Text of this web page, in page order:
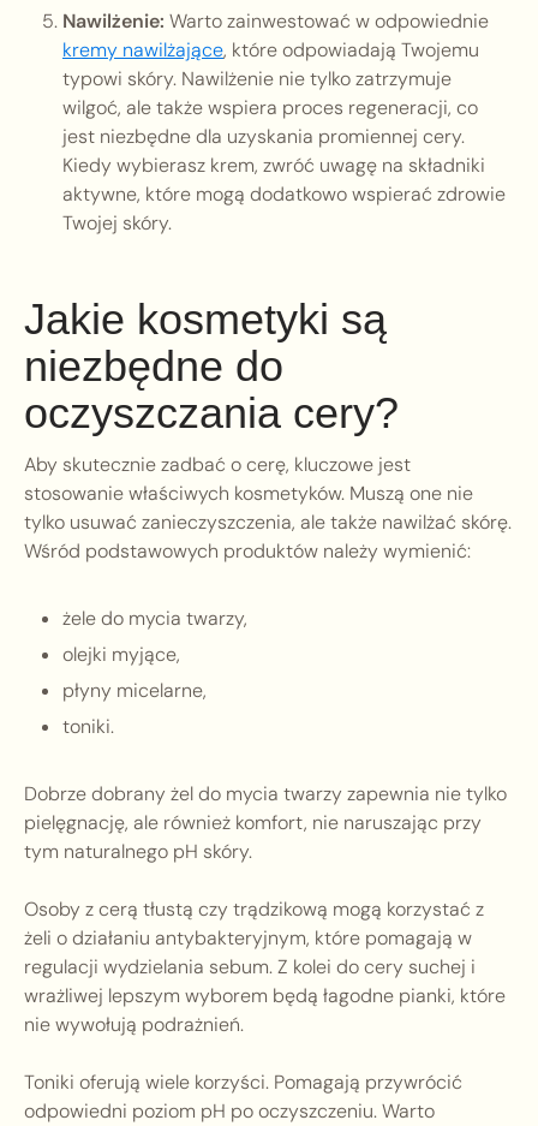
Nawilżenie: Warto zainwestować w odpowiednie
kremy nawilżające, które odpowiadają Twojemu
typowi skóry. Nawilżenie nie tylko zatrzymuje
wilgoć, ale także wspiera proces regeneracji, co
jest niezbędne dla uzyskania promiennej cery.
Kiedy wybierasz krem, zwróć uwagę na składniki
aktywne, które mogą dodatkowo wspierać zdrowie
Twojej skóry.
Jakie kosmetyki są
niezbędne do
oczyszczania cery?
Aby skutecznie zadbać o cerę, kluczowe jest
stosowanie właściwych kosmetyków. Muszą one nie
tylko usuwać zanieczyszczenia, ale także nawilżać skórę.
Wśród podstawowych produktów należy wymienić:
żele do mycia twarzy,
olejki myjące,
płyny micelarne,
toniki.
Dobrze dobrany żel do mycia twarzy zapewnia nie tylko
pielęgnację, ale również komfort, nie naruszając przy
tym naturalnego pH skóry.
Osoby z cerą tłustą czy trądzikową mogą korzystać z
żeli o działaniu antybakteryjnym, które pomagają w
regulacji wydzielania sebum. Z kolei do cery suchej i
wrażliwej lepszym wyborem będą łagodne pianki, które
nie wywołują podrażnień.
Toniki oferują wiele korzyści. Pomagają przywrócić
odpowiedni poziom pH po oczyszczeniu. Warto